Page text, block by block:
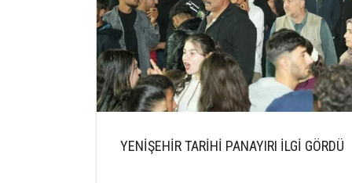
YENİŞEHİR TARİHİ PANAYIRI İLGİ GÖRDÜ